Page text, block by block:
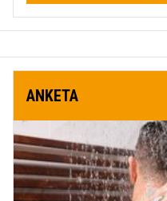
ANKETA